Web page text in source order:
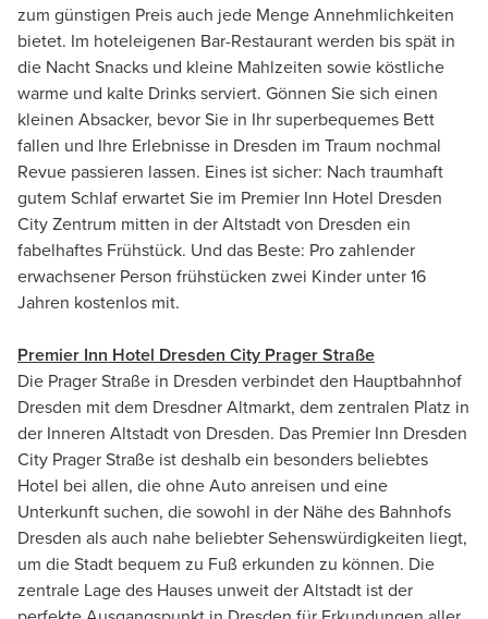
zum günstigen Preis auch jede Menge Annehmlichkeiten
bietet. Im hoteleigenen Bar-Restaurant werden bis spät in
die Nacht Snacks und kleine Mahlzeiten sowie köstliche
warme und kalte Drinks serviert. Gönnen Sie sich einen
kleinen Absacker, bevor Sie in Ihr superbequemes Bett
fallen und Ihre Erlebnisse in Dresden im Traum nochmal
Revue passieren lassen. Eines ist sicher: Nach traumhaft
gutem Schlaf erwartet Sie im Premier Inn Hotel Dresden
City Zentrum mitten in der Altstadt von Dresden ein
fabelhaftes Frühstück. Und das Beste: Pro zahlender
erwachsener Person frühstücken zwei Kinder unter 16
Jahren kostenlos mit.
Premier Inn Hotel Dresden City Prager Straße
Die Prager Straße in Dresden verbindet den Hauptbahnhof
Dresden mit dem Dresdner Altmarkt, dem zentralen Platz in
der Inneren Altstadt von Dresden. Das Premier Inn Dresden
City Prager Straße ist deshalb ein besonders beliebtes
Hotel bei allen, die ohne Auto anreisen und eine
Unterkunft suchen, die sowohl in der Nähe des Bahnhofs
Dresden als auch nahe beliebter Sehenswürdigkeiten liegt,
um die Stadt bequem zu Fuß erkunden zu können. Die
zentrale Lage des Hauses unweit der Altstadt ist der